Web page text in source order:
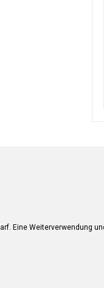
Eine Weiterverwendung